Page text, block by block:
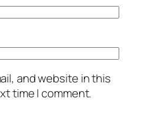
and website in this
time I comment.